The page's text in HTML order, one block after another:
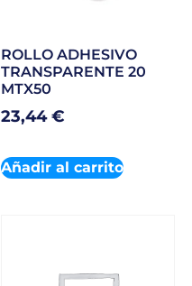
ROLLO ADHESIVO
TRANSPARENTE 20
MTX50
23,44€
Añadir al carrito